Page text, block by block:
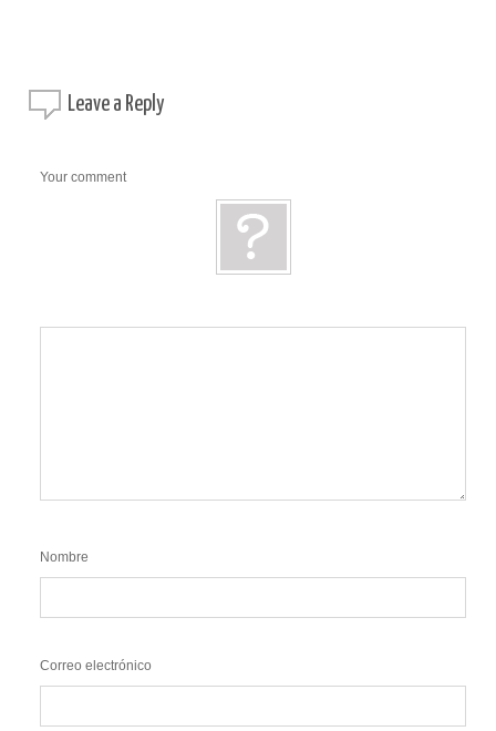
Leave a Reply
Your comment
Nombre
Correo electrónico